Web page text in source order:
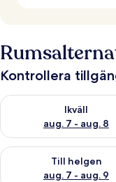
Kontrollera
Ikväll
aug. 7 - aug. 8
Kontrollera
Till helgen
aug. 7 - aug. 9
Kontrollera